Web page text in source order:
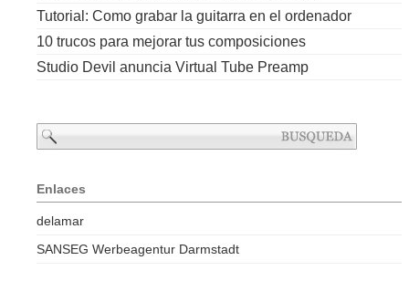
Tutorial: Como grabar la guitarra en el ordenador
10 trucos para mejorar tus composiciones
Studio Devil anuncia Virtual Tube Preamp
Enlaces
delamar
SANSEG Werbeagentur Darmstadt